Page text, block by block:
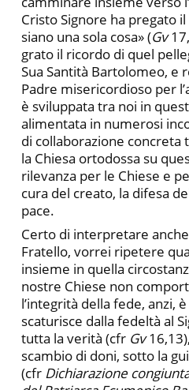
Cristo Signore ha pregato
siano una sola cosa» (Gv
grato il ricordo di quel
Sua Santità Bartolomeo, e
Padre misericordioso per
è sviluppata tra noi in
alimentata in numerosi
di collaborazione concreta
la Chiesa ortodossa su
rilevanza per le Chiese e
cura del creato, la difesa
pace.
Certo di interpretare
Fratello, vorrei ripetere
insieme in quella
nostre Chiese non
l’integrità della fede, anzi,
scaturisce dalla fedeltà al
tutta la verità (cfr Gv
scambio di doni, sotto la
(cfr Dichiarazione